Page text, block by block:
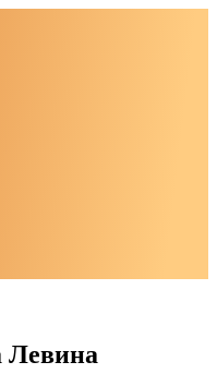
Левина